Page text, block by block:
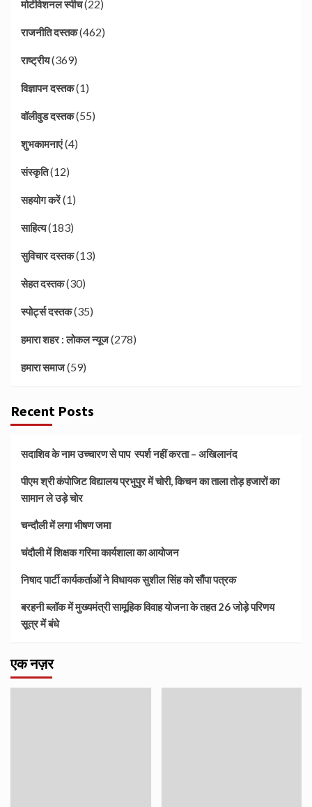
मोटीवेशनल स्पीच(22)
राजनीति दस्तक(462)
राष्ट्रीय(369)
विज्ञापन दस्तक(1)
वॉलीवुड दस्तक(55)
शुभकामनाएं(4)
संस्कृति(12)
सहयोग करें(1)
साहित्य(183)
सुविचार दस्तक(13)
सेहत दस्तक(30)
स्पोर्ट्स दस्तक(35)
हमारा शहर : लोकल न्यूज(278)
हमारा समाज(59)
Recent Posts
सदाशिव के नाम उच्चारण से पाप स्पर्श नहीं करता – अखिलानंद
पीएम श्री कंपोजिट विद्यालय प्रभुपुर में चोरी, किचन का ताला तोड़ हजारों का
सामान ले उड़े चोर
चन्दौली में लगा भीषण जमा
चंदौली में शिक्षक गरिमा कार्यशाला का आयोजन
निषाद पार्टी कार्यकर्ताओं ने विधायक सुशील सिंह को सौंपा पत्रक
बरहनी ब्लॉक में मुख्यमंत्री सामूहिक विवाह योजना के तहत 26 जोड़े परिणय
सूत्र में बंधे
एक नज़र